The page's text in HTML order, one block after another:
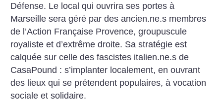
Défense. Le local qui ouvrira ses portes à
Marseille sera géré par des ancien.ne.s membres
de l’Action Française Provence, groupuscule
royaliste et d’extrême droite. Sa stratégie est
calquée sur celle des fascistes italien.ne.s de
CasaPound : s’implanter localement, en ouvrant
des lieux qui se prétendent populaires, à vocation
sociale et solidaire.